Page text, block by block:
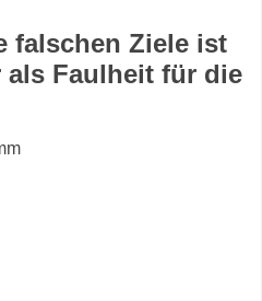
falschen Ziele ist
Faulheit für die